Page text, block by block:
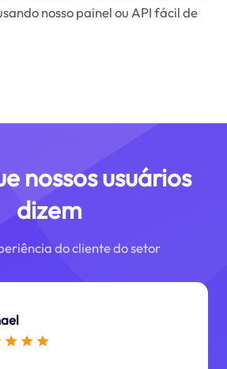
nosso painel ou API fácil de
nossos usuários
dizem
do cliente do setor